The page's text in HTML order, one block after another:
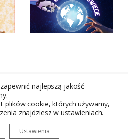
Rzeszów S.A. w likwidacj.
najlepszą jakość
plików cookie, których używamy,
znajdziesz w ustawieniach.
Ustawienia